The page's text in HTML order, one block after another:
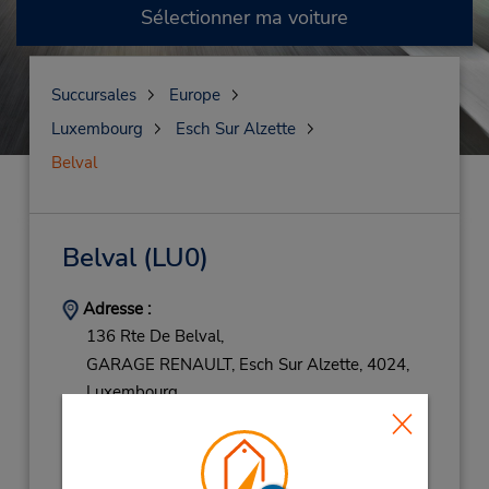
Sélectionner ma voiture
Succursales
Europe
Luxembourg
Esch Sur Alzette
Belval
Belval(LU0)
Adresse :
136 Rte De Belval,
GARAGE RENAULT, Esch Sur Alzette, 4024,
Luxembourg
Heures d'exploitation :